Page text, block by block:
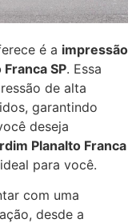
é a impressão
SP. Essa
de alta
garantindo
deseja
Planalto Franca
para você.
com uma
desde a